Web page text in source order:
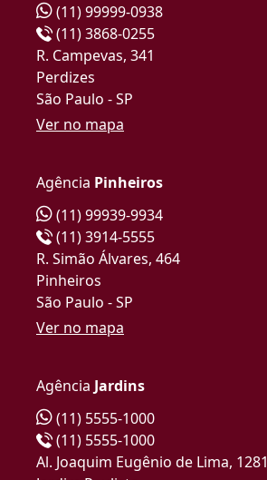
(11) 99999-0938
(11) 3868-0255
R. Campevas, 341
Perdizes
São Paulo - SP
Ver no mapa
Agência Pinheiros
(11) 99939-9934
(11) 3914-5555
R. Simão Álvares, 464
Pinheiros
São Paulo - SP
Ver no mapa
Agência Jardins
(11) 5555-1000
(11) 5555-1000
Al. Joaquim Eugênio de Lima, 1281